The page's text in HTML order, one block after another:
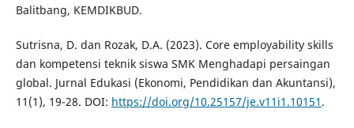
Balitbang, KEMDIKBUD.
Sutrisna, D. dan Rozak, D.A. (2023). Core employability skills
dan kompetensi teknik siswa SMK Menghadapi persaingan
global. Jurnal Edukasi (Ekonomi, Pendidikan dan Akuntansi),
11(1), 19-28. DOI: https://doi.org/10.25157/je.v11i1.10151 .